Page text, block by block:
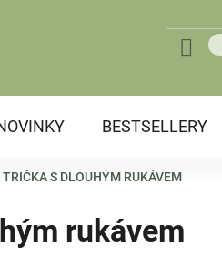
BESTSELLERY
TRIČKA S DLOUHÝM RUKÁVEM
rukávem